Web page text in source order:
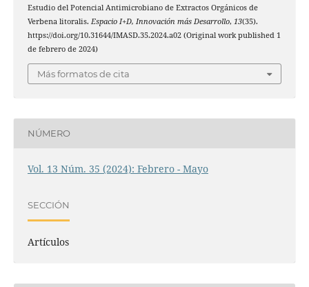
Estudio del Potencial Antimicrobiano de Extractos Orgánicos de
Verbena litoralis. Espacio I+D, Innovación más Desarrollo, 13(35).
https://doi.org/10.31644/IMASD.35.2024.a02 (Original work published 1
de febrero de 2024)
Más formatos de cita
NÚMERO
Vol. 13 Núm. 35 (2024): Febrero - Mayo
SECCIÓN
Artículos